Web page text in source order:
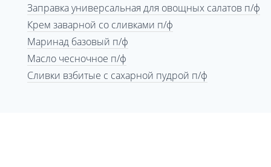
Заправка универсальная для овощных салатов п/ф
Крем заварной со сливками п/ф
Маринад базовый п/ф
Масло чесночное п/ф
Сливки взбитые с сахарной пудрой п/ф